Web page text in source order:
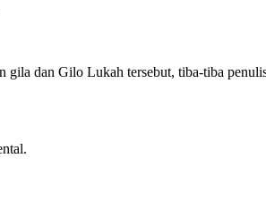
dan Gilo Lukah tersebut, tiba-tiba